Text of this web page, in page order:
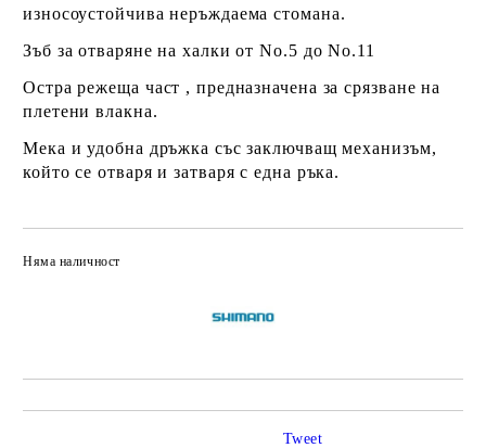
износоустойчива неръждаема стомана.
Зъб за отваряне на халки от No.5 до No.11
Остра режеща част , предназначена за срязване на
плетени влакна.
Мека и удобна дръжка със заключващ механизъм,
който се отваря и затваря с една ръка.
Няма наличност
Tweet